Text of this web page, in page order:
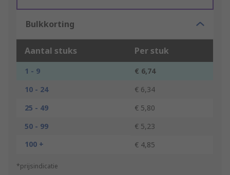
Bulkkorting
Aantal stuks Per stuk
1 - 9
€ 6,74
10 - 24
€ 6,34
25 - 49
€ 5,80
50 - 99
€ 5,23
100 +
€ 4,85
*prijsindicatie